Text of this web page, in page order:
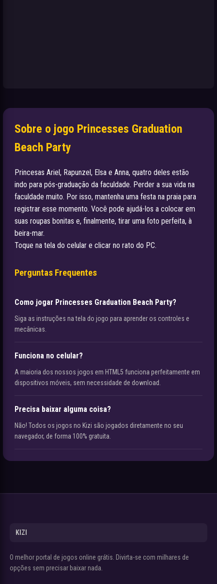
Sobre o jogo Princesses Graduation
Beach Party
Princesas Ariel, Rapunzel, Elsa e Anna, quatro deles estão
indo para pós-graduação da faculdade. Perder a sua vida na
faculdade muito. Por isso, mantenha uma festa na praia para
registrar esse momento. Você pode ajudá-los a colocar em
suas roupas bonitas e, finalmente, tirar uma foto perfeita, à
beira-mar.
Toque na tela do celular e clicar no rato do PC.
Perguntas Frequentes
Como jogar Princesses Graduation Beach Party?
Siga as instruções na tela do jogo para aprender os controles e
mecânicas.
Funciona no celular?
A maioria dos nossos jogos em HTML5 funciona perfeitamente em
dispositivos móveis, sem necessidade de download.
Precisa baixar alguma coisa?
Não! Todos os jogos no Kizi são jogados diretamente no seu
navegador, de forma 100% gratuita.
KIZI
O melhor portal de jogos online grátis. Divirta-se com milhares de
opções sem precisar baixar nada.